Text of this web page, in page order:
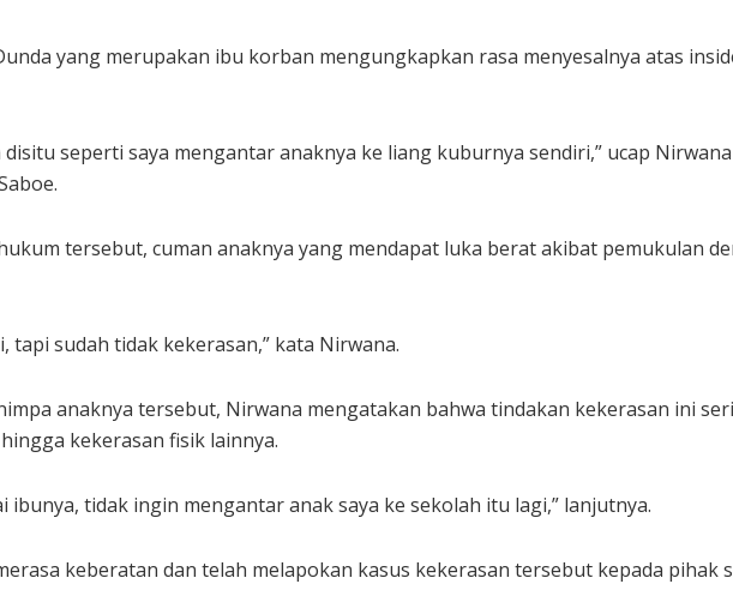
yang merupakan ibu korban mengungkapkan rasa menyesalnya atas
disitu seperti saya mengantar anaknya ke liang kuburnya sendiri,” ucap
tersebut, cuman anaknya yang mendapat luka berat akibat pemukulan
tapi sudah tidak kekerasan,” kata Nirwana.
anaknya tersebut, Nirwana mengatakan bahwa tindakan kekerasan ini
kekerasan fisik lainnya.
ibunya, tidak ingin mengantar anak saya ke sekolah itu lagi,” lanjutnya.
keberatan dan telah melapokan kasus kekerasan tersebut kepada pihak